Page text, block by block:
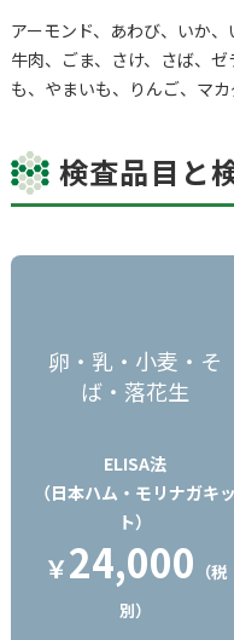
アーモンド、あわび、いか、
牛肉、ごま、さけ、さば、
も、やまいも、りんご、マ
検査品目と
卵・乳・小麦・そ
ば・落花生
ELISA法
（日本ハム・モリナガキッ
ト）
￥24,000 （税
別）